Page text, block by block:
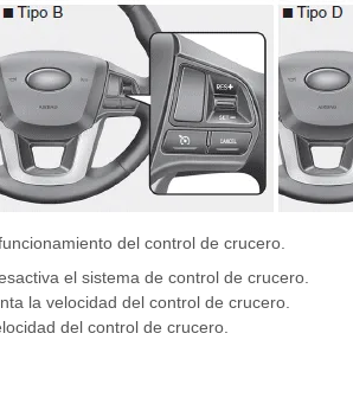
del control de crucero.
el sistema de control de crucero.
la velocidad del control de crucero.
del control de crucero.